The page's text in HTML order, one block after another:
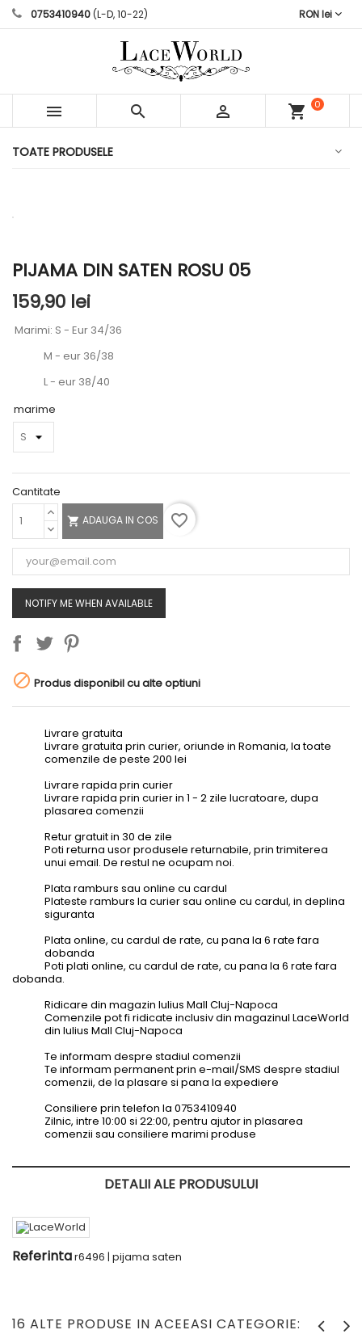
0753410940(L-D, 10-22) RON lei
   shopping_cart
0
TOATE PRODUSELE
PIJAMA DIN SATEN ROSU 05
159,90 lei
Marimi: S - Eur 34/36
M - eur 36/38
L - eur 38/40
marime
Cantitate
 ADAUGA IN COS favorite_border
NOTIFY ME WHEN AVAILABLE
 Produs disponibil cu alte optiuni
Livrare gratuita
Livrare gratuita prin curier, oriunde in Romania, la toate
comenzile de peste 200 lei
Livrare rapida prin curier
Livrare rapida prin curier in 1 - 2 zile lucratoare, dupa
plasarea comenzii
Retur gratuit in 30 de zile
Poti returna usor produsele returnabile, prin trimiterea
unui email. De restul ne ocupam noi.
Plata ramburs sau online cu cardul
Plateste ramburs la curier sau online cu cardul, in deplina
siguranta
Plata online, cu cardul de rate, cu pana la 6 rate fara
dobanda
Poti plati online, cu cardul de rate, cu pana la 6 rate fara
dobanda.
Ridicare din magazin Iulius Mall Cluj-Napoca
Comenzile pot fi ridicate inclusiv din magazinul LaceWorld
din Iulius Mall Cluj-Napoca
Te informam despre stadiul comenzii
Te informam permanent prin e-mail/SMS despre stadiul
comenzii, de la plasare si pana la expediere
Consiliere prin telefon la 0753410940
Zilnic, intre 10:00 si 22:00, pentru ajutor in plasarea
comenzii sau consiliere marimi produse
DETALII ALE PRODUSULUI
Referintar6496 | pijama saten
16 ALTE PRODUSE IN ACEEASI CATEGORIE: